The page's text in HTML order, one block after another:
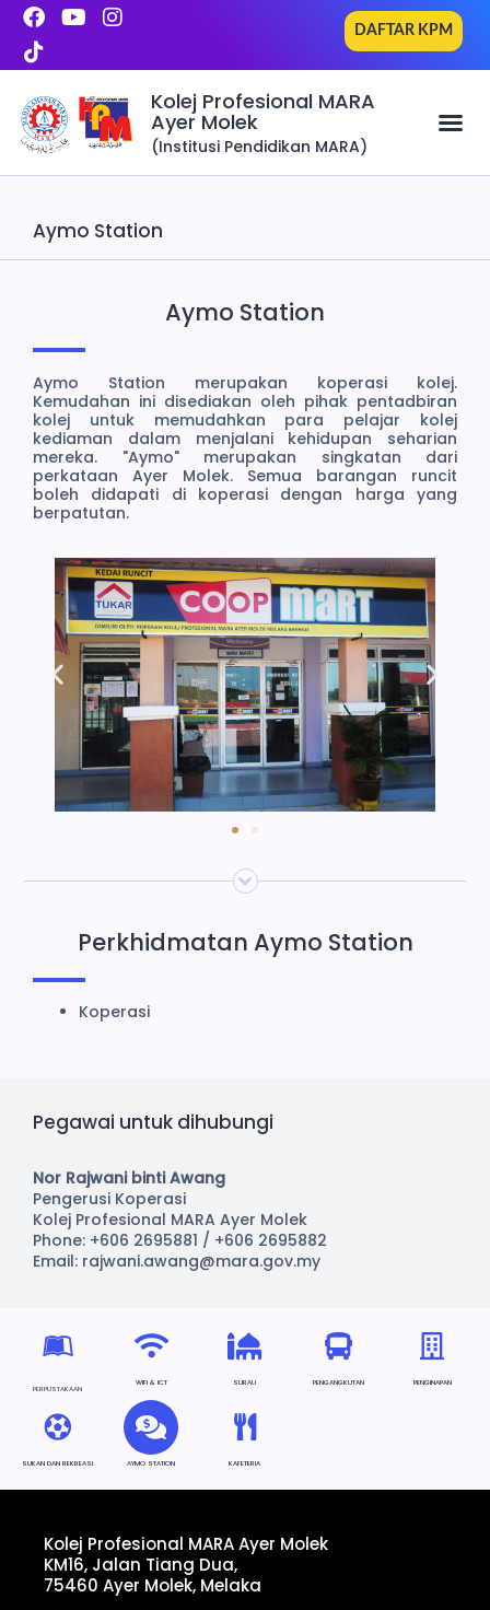
Skip
content
F
a
c
e
b
o
o
Y
o
t
u
b
I
n
t
a
g
r
T
i
k
t
o
k
DAFTAR KPM
Kolej Profesional MARA
Ayer Molek
(Institusi Pendidikan MARA)
Aymo Station
Aymo Station
Aymo Station merupakan koperasi kolej.
Kemudahan ini disediakan oleh pihak pentadbiran
kolej untuk memudahkan para pelajar kolej
kediaman dalam menjalani kehidupan seharian
mereka. "Aymo" merupakan singkatan dari
perkataan Ayer Molek. Semua barangan runcit
boleh didapati di koperasi dengan harga yang
berpatutan.
Perkhidmatan Aymo Station
Koperasi
Pegawai untuk dihubungi
Nor Rajwani binti Awang
Pengerusi Koperasi
Kolej Profesional MARA Ayer Molek
Phone: +606 2695881 / +606 2695882
Email: rajwani.awang@mara.gov.my
PERPUSTAKAAN
WIFI & ICT SURAU PENGANGKUTAN PENGINAPAN
SUKAN DAN REKREASI AYMO STATION KAFETERIA
Kolej Profesional MARA Ayer Molek
KM16, Jalan Tiang Dua,
75460 Ayer Molek, Melaka